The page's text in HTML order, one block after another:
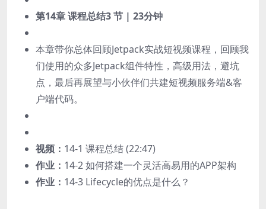
第14章 课程总结3 节 | 23分钟
本章带你总体回顾Jetpack实战短视频课程，回顾我
们使用的众多Jetpack组件特性，高级用法，避坑
点，最后再展望与小伙伴们共建短视频服务端&客
户端代码。
视频： 14-1 课程总结 (22:47)
作业： 14-2 如何搭建一个灵活高易用的APP架构
作业： 14-3 Lifecycle的优点是什么？